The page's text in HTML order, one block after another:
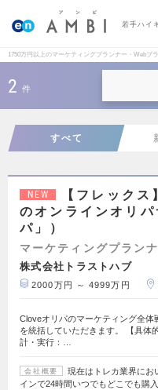
若手ハイ
1750万円以上のマーケティングプランナー・Webプ
2 件
すべて
NEW
【フレック
のオンラインオリ
パ」）
マーケティングプラン
株式会社トラストハブ
2000万円 ～ 4999万円
Cloveオリパのマーケティング全体
を統括していただきます。 【具体
計・実行：…
会社概要
現在はトレカ業界にお
インで24時間いつでもどこでも購